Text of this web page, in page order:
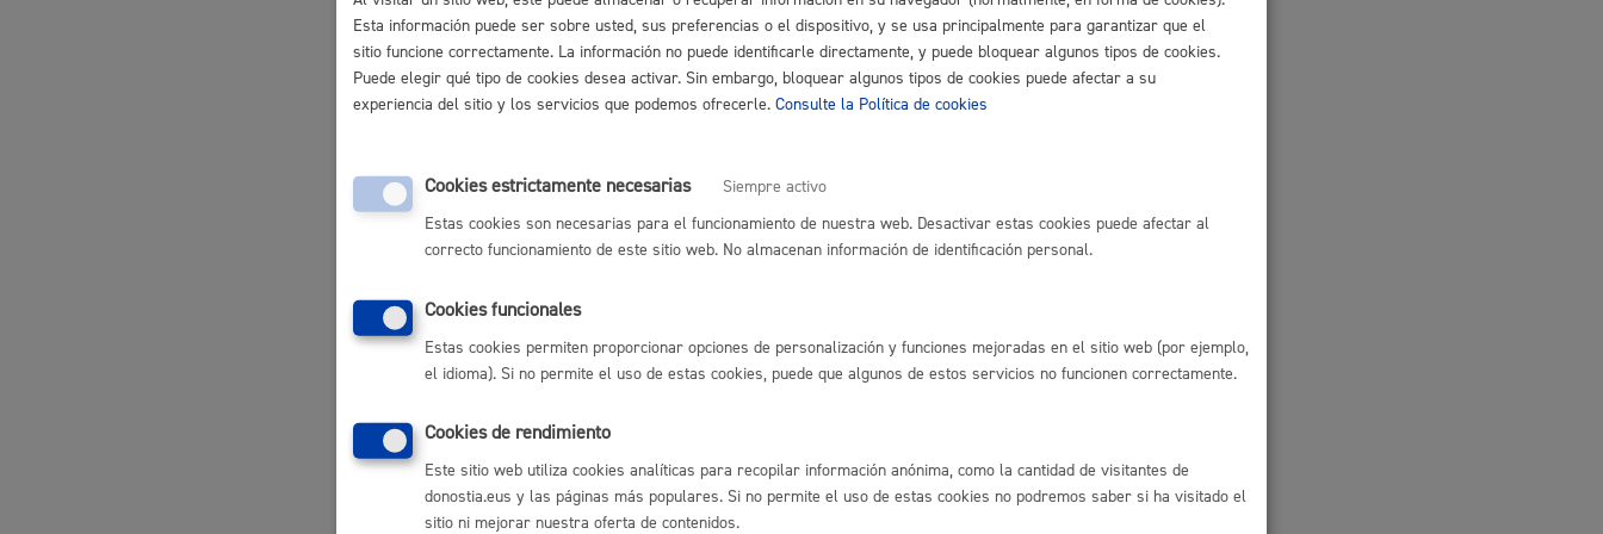
Plazo de resolución y sentido del silencio
Plazo estimado: 1 mes Plazo legal:3 meses Sentido del silencio:Negativo
En términos generales:
Otros elementos simples: 15 días
Elementos complejos: 1 mes.
Pasos del procedimiento
1. Registro de la solicitud y documentación
3. Resolución de autorización o denegación
4. Cobro de tasa
Esta información puede ser sobre usted, sus preferencias o el dispositivo, y se usa principalmente para garantizar que el
sitio funcione correctamente. La información no puede identificarle directamente, y puede bloquear algunos tipos de cookies.
Puede elegir qué tipo de cookies desea activar. Sin embargo, bloquear algunos tipos de cookies puede afectar a su
experiencia del sitio y los servicios que podemos ofrecerle. Consulte la Política de cookies
Cookies estrictamente necesarias
Siempre activo
Estas cookies son necesarias para el funcionamiento de nuestra web. Desactivar estas cookies puede afectar al
correcto funcionamiento de este sitio web. No almacenan información de identificación personal.
Cookies funcionales
Estas cookies permiten proporcionar opciones de personalización y funciones mejoradas en el sitio web (por ejemplo,
el idioma). Si no permite el uso de estas cookies, puede que algunos de estos servicios no funcionen correctamente.
Cookies de rendimiento
Este sitio web utiliza cookies analíticas para recopilar información anónima, como la cantidad de visitantes de
donostia.eus y las páginas más populares. Si no permite el uso de estas cookies no podremos saber si ha visitado el
sitio ni mejorar nuestra oferta de contenidos.